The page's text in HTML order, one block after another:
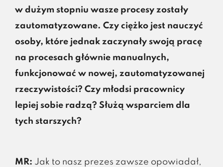
w dużym stopniu wasze procesy zostały
zautomatyzowane. Czy ciężko jest nauczyć
osoby, które jednak zaczynały swoją pracę
na procesach głównie manualnych,
funkcjonować w nowej, zautomatyzowanej
rzeczywistości? Czy młodsi pracownicy
lepiej sobie radzą? Służą wsparciem dla
tych starszych?
MR: Jak to nasz prezes zawsze opowiadał,